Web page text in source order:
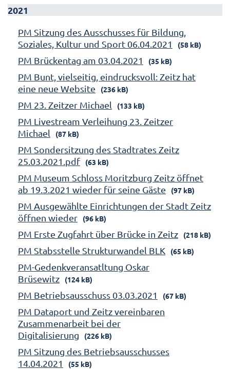
2021
PM Sitzung des Ausschusses für Bildung,
Soziales, Kultur und Sport 06.04.2021
(58 kB)
PM Brückentag am 03.04.2021 (35 kB)
PM Bunt, vielseitig, eindrucksvoll: Zeitz hat
eine neue Website
(236 kB)
PM 23. Zeitzer Michael (133 kB)
PM Livestream Verleihung 23. Zeitzer
Michael
(87 kB)
PM Sondersitzung des Stadtrates Zeitz
25.03.2021.pdf
(63 kB)
PM Museum Schloss Moritzburg Zeitz öffnet
ab 19.3.2021 wieder für seine Gäste
(97 kB)
PM Ausgewählte Einrichtungen der Stadt Zeitz
öffnen wieder
(96 kB)
PM Erste Zugfahrt über Brücke in Zeitz (218 kB)
PM Stabsstelle Strukturwandel BLK (65 kB)
PM-Gedenkveransatltung Oskar
Brüsewitz
(124 kB)
PM Betriebsausschuss 03.03.2021 (67 kB)
PM Dataport und Zeitz vereinbaren
Zusammenarbeit bei der
Digitalisierung
(226 kB)
PM Sitzung des Betriebsausschusses
14.04.2021
(55 kB)